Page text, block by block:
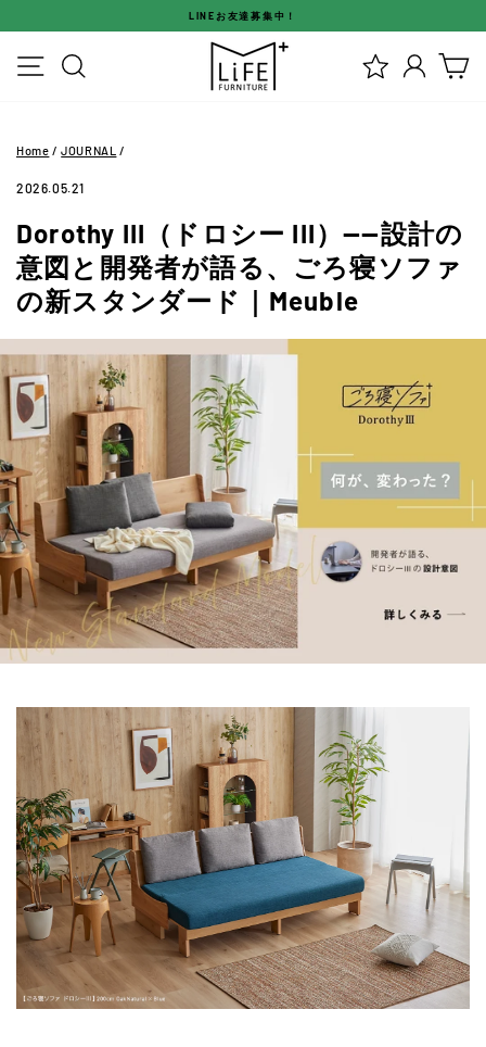
キ
ス
ラ
イ
す
る
LINEお友達募集中！
メニュー ログイ
Home / JOURNAL /
2026.05.21
Dorothy III（ドロシー III）——設計の
意図と開発者が語る、ごろ寝ソファ
の新スタンダード｜Meuble